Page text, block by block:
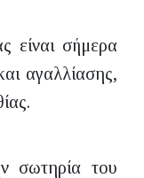
είναι σήμερα
αγαλλίασης,
σωτηρία του